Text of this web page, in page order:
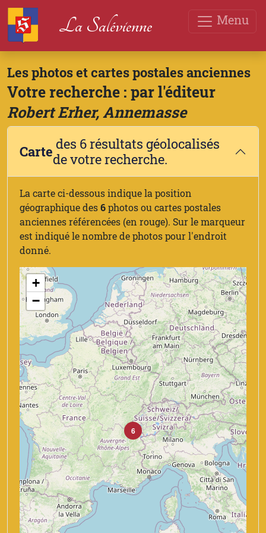
Menu
La Salévienne
Les photos et cartes postales anciennes
Votre recherche : par l'éditeur
Robert Erher, Annemasse
Carte des 6 résultats géolocalisés
de votre recherche.
La carte ci-dessous indique la position
géographique des6photos ou cartes postales
anciennes référencées (en rouge). Sur le marqueur
est indiqué le nombre de photos pour l'endroit
donné.
6
+
−